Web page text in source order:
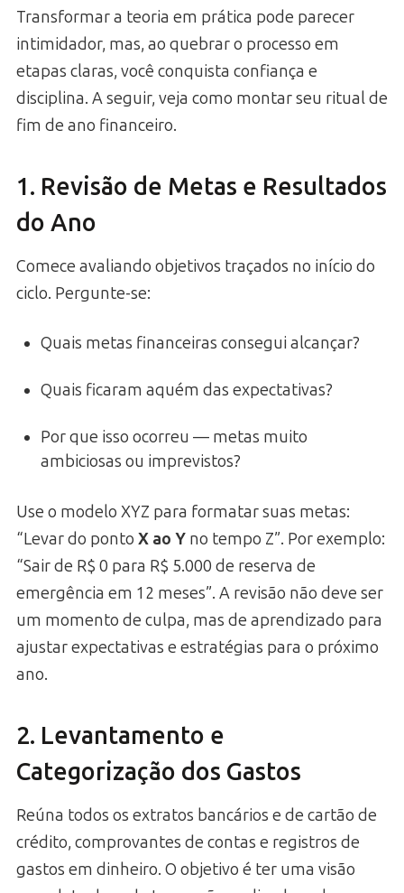
Transformar a teoria em prática pode parecer
intimidador, mas, ao quebrar o processo em
etapas claras, você conquista confiança e
disciplina. A seguir, veja como montar seu ritual de
fim de ano financeiro.
1. Revisão de Metas e Resultados
do Ano
Comece avaliando objetivos traçados no início do
ciclo. Pergunte-se:
Quais metas financeiras consegui alcançar?
Quais ficaram aquém das expectativas?
Por que isso ocorreu — metas muito
ambiciosas ou imprevistos?
Use o modelo XYZ para formatar suas metas:
“Levar do ponto X ao Y no tempo Z”. Por exemplo:
“Sair de R$ 0 para R$ 5.000 de reserva de
emergência em 12 meses”. A revisão não deve ser
um momento de culpa, mas de aprendizado para
ajustar expectativas e estratégias para o próximo
ano.
2. Levantamento e
Categorização dos Gastos
Reúna todos os extratos bancários e de cartão de
crédito, comprovantes de contas e registros de
gastos em dinheiro. O objetivo é ter uma visão